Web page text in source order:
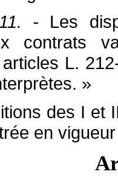
- Les
contrats
L.
»
des I et
en